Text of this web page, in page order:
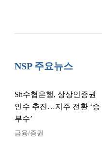
NSP 주요뉴스
Sh수협은행, 상상인증권
인수 추진…지주 전환 ‘승
부수’
금융/증권